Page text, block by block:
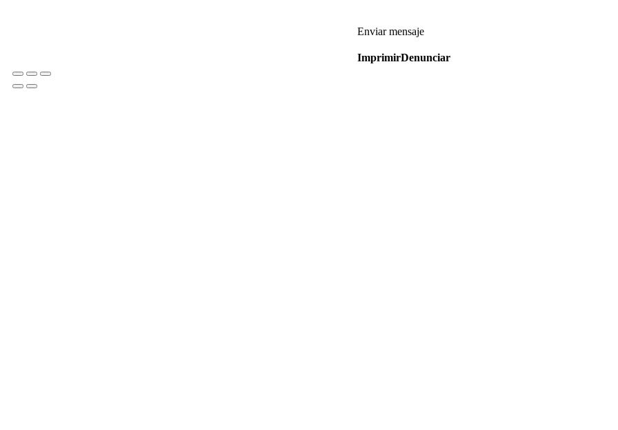
Enviar mensaje
ImprimirDenunciar